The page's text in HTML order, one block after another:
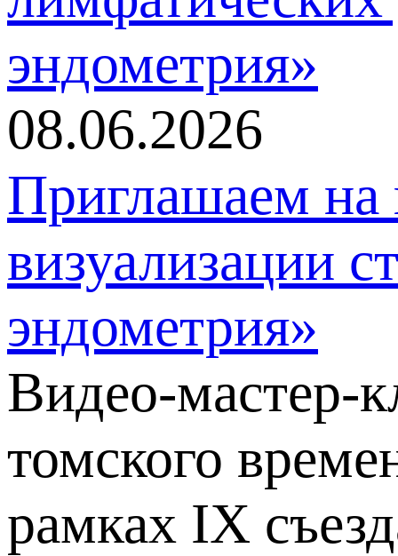
08.06.2026
Приглашаем на
визуализации
эндометрия»
Видео-мастер-
томского
рамках IX